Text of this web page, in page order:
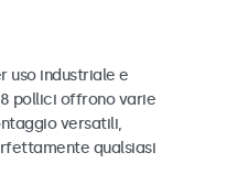
uso industriale e
pollici offrono varie
versatili,
qualsiasi